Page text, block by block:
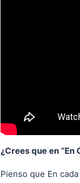
¿Crees que en
Pienso que En